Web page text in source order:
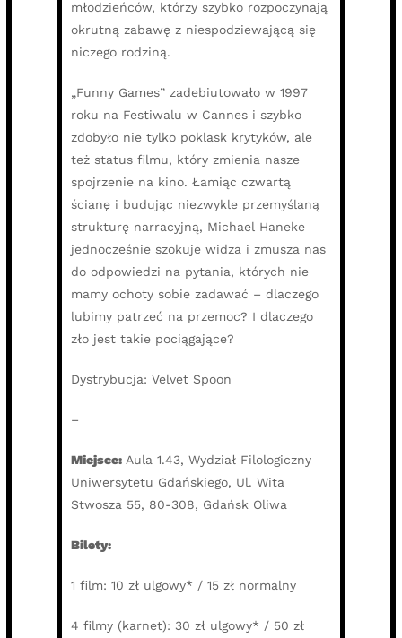
młodzieńców, którzy szybko rozpoczynają
okrutną zabawę z niespodziewającą się
niczego rodziną.
„Funny Games” zadebiutowało w 1997
roku na Festiwalu w Cannes i szybko
zdobyło nie tylko poklask krytyków, ale
też status filmu, który zmienia nasze
spojrzenie na kino. Łamiąc czwartą
ścianę i budując niezwykle przemyślaną
strukturę narracyjną, Michael Haneke
jednocześnie szokuje widza i zmusza nas
do odpowiedzi na pytania, których nie
mamy ochoty sobie zadawać – dlaczego
lubimy patrzeć na przemoc? I dlaczego
zło jest takie pociągające?
Dystrybucja: Velvet Spoon
–
Miejsce: Aula 1.43, Wydział Filologiczny
Uniwersytetu Gdańskiego, Ul. Wita
Stwosza 55, 80-308, Gdańsk Oliwa
Bilety:
1 film: 10 zł ulgowy* / 15 zł normalny
4 filmy (karnet): 30 zł ulgowy* / 50 zł